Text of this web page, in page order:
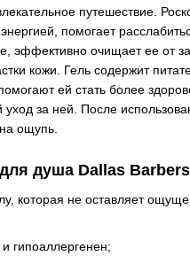
путешествие.
помогает
эффективно очищает ее от
кожи. Гель содержит
ей стать более
за ней. После
ощупь.
душа Dallas
которая не оставляет
гипоаллергенен;